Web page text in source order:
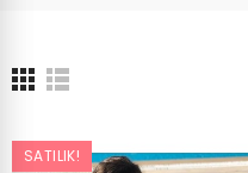
SATILIK!